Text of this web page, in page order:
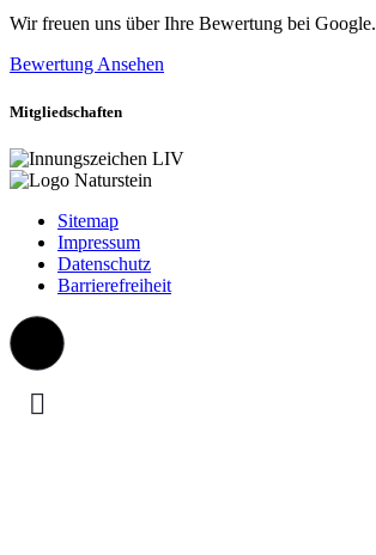
Wir freuen uns über Ihre Bewertung bei Google.
Bewertung Ansehen
Mitgliedschaften
Sitemap
Impressum
Datenschutz
Barrierefreiheit